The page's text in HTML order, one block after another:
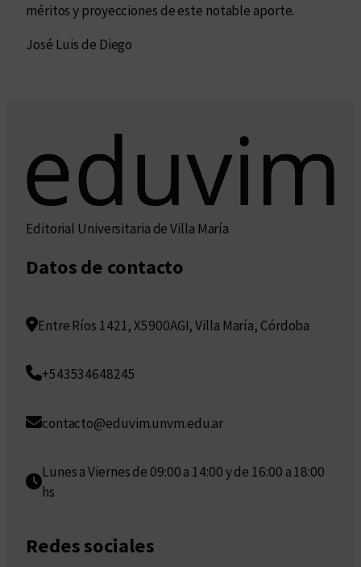
méritos y proyecciones de este notable aporte.
José Luis de Diego
Editorial Universitaria de Villa María
Datos de contacto
Entre Ríos 1421, X5900AGI, Villa María, Córdoba
+543534648245
contacto@eduvim.unvm.edu.ar
Lunes a Viernes de 09:00 a 14:00 y de 16:00 a 18:00
hs
Redes sociales